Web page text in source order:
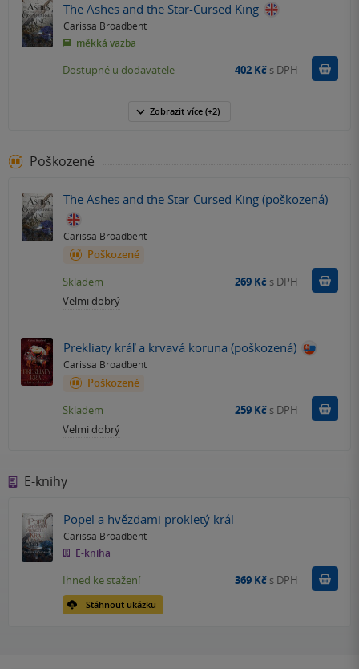
The Ashes and the Star-Cursed King
Carissa Broadbent
měkká vazba
Dostupné u dodavatele 402 Kč s DPH
Zobrazit více (+2)
Poškozené
The Ashes and the Star-Cursed King (poškozená)
Carissa Broadbent
Poškozené
Velmi dobrý
Skladem 269 Kč s DPH
Prekliaty kráľ a krvavá koruna (poškozená)
Carissa Broadbent
Poškozené
Velmi dobrý
Skladem 259 Kč s DPH
E-knihy
Popel a hvězdami prokletý král
Carissa Broadbent
E-kniha
Stáhnout ukázku
Ihned ke stažení 369 Kč s DPH Koupit